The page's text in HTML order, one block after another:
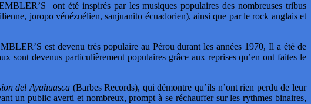
ont été inspirés par les musiques populaires des nombreuses tribus
joropo vénézuélien, sanjuanito écuadorien), ainsi que par le rock anglais et
est devenu très populaire au Pérou durant les années 1970, Il a été de
sont devenus particulièrement populaires grâce aux reprises qu’en ont faites le
del Ayahuasca (Barbes Records), qui démontre qu’ils n’ont rien perdu de leur
un public averti et nombreux, prompt à se réchauffer sur les rythmes binaires,